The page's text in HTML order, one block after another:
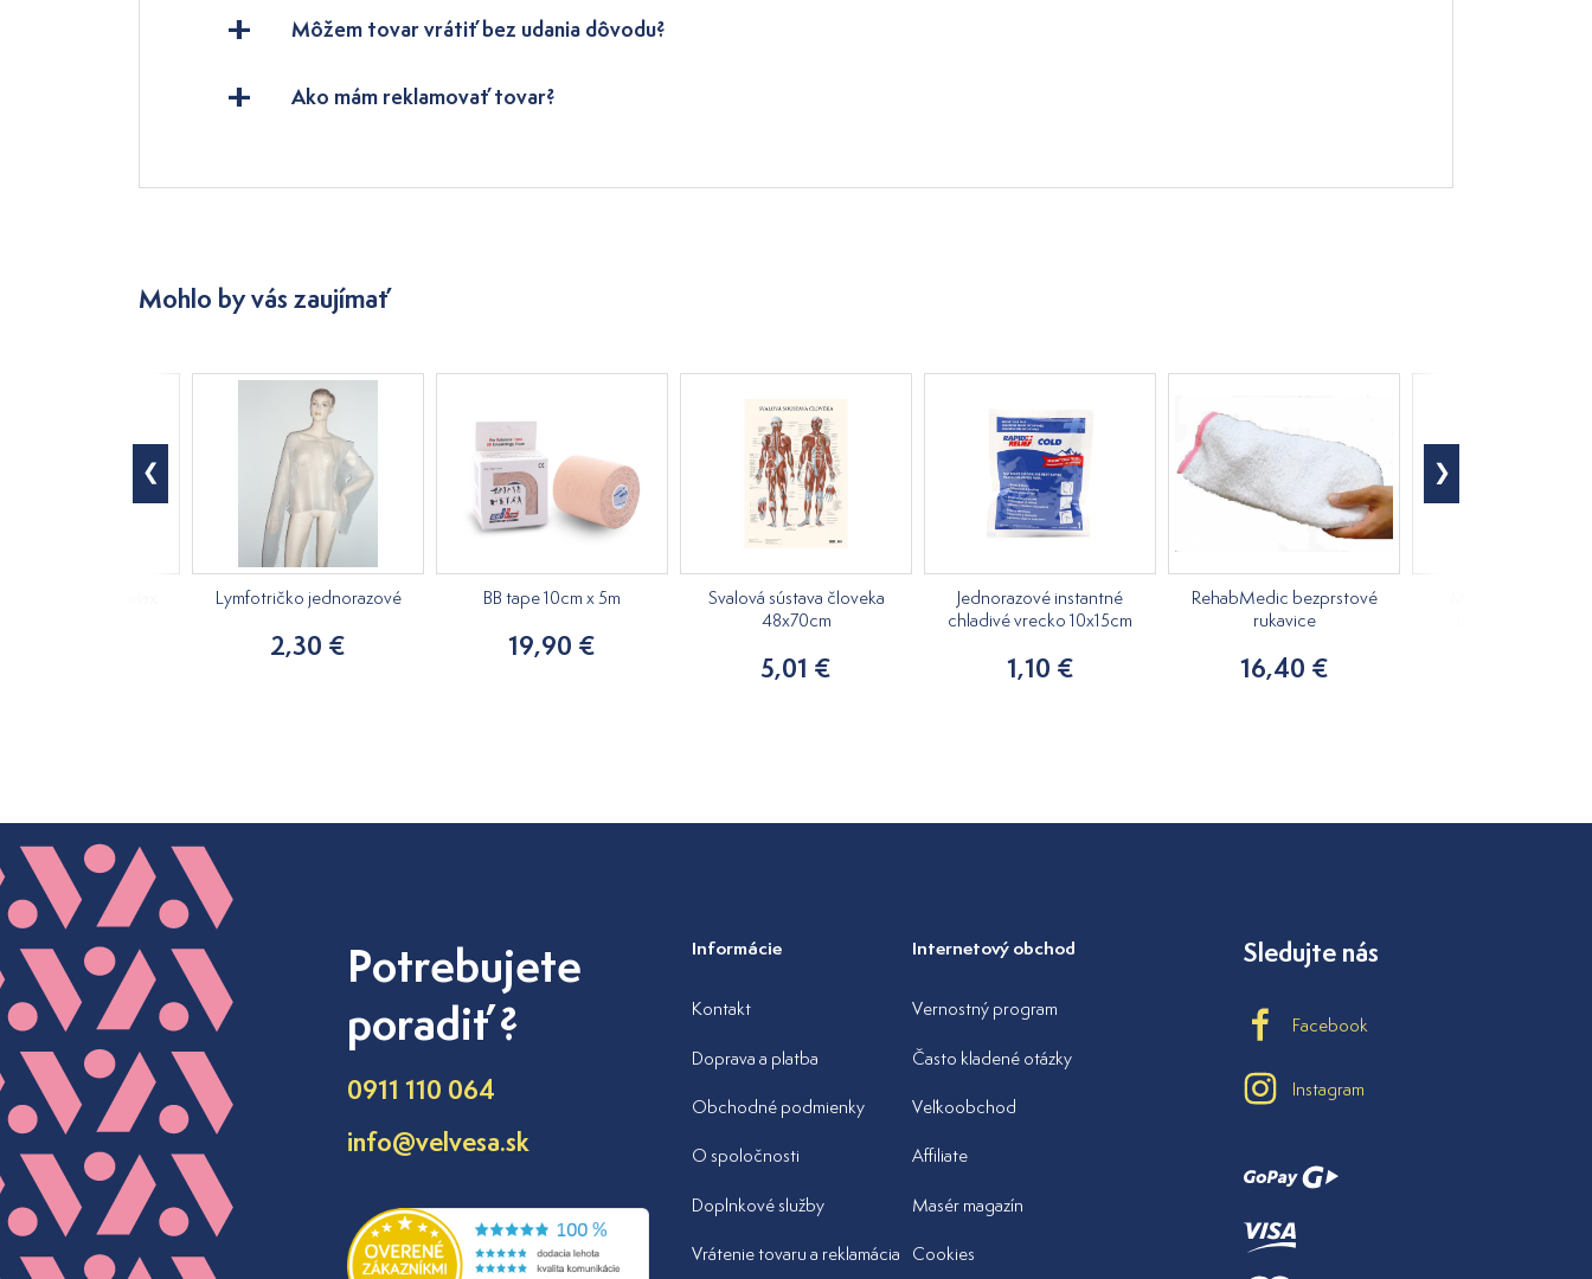
Môžem tovar vrátiť bez udania dôvodu?
Ako mám reklamovať tovar?
Mohlo by vás zaujímať
Lymfotričko jednorazové
2,30 €
BB tape 10cm x 5m
19,90 €
Svalová sústava človeka
48x70cm
5,01 €
Jednorazové instantné
chladivé vrecko 10x15cm
1,10 €
RehabMedic bezprstové
rukavice
16,40 €
Potrebujete
poradiť ?
0911 110 064
info@velvesa.sk
Informácie
Kontakt
Doprava a platba
Obchodné podmienky
O spoločnosti
Doplnkové služby
Vrátenie tovaru a reklamácia
Internetový obchod
Vernostný program
Často kladené otázky
Veľkoobchod
Affiliate
Masér magazín
Cookies
Sledujte nás
Facebook
Instagram